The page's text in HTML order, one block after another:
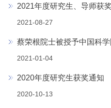
2021年度研究生、导师获
2021-08-27
蔡荣根院士被授予中国科
2021-01-04
2020年度研究生获奖通知
2020-10-13